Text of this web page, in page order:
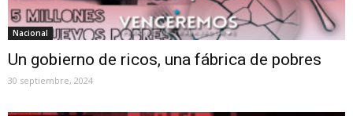
Nacional
Un gobierno de ricos, una fábrica de pobres
30 septiembre, 2024